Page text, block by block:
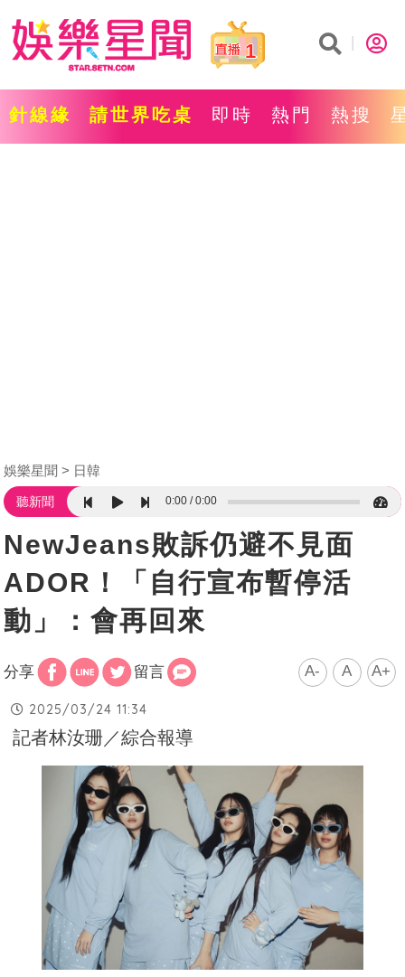
1
針線緣 請世界吃桌 即時 熱門 熱搜
娛樂星聞 日韓
聽新聞 0:00 0:00
NewJeans敗訴仍避不見面
ADOR！「自行宣布暫停活
動」：會再回來
分享 留言 A- A A+
2025/03/24 11:34
記者林汝珊／綜合報導